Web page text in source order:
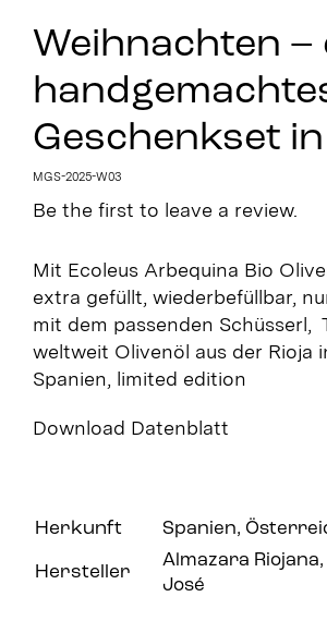
Weihnachten –
Geschenkset
MGS-2025-W03
Be the first to leave a review.
Mit Ecoleus Arbequina Bio
extra gefüllt, wiederbefüllbar,
mit dem passenden Schüsserl,
weltweit Olivenöl aus der Rioja
Spanien, limited edition
Download Datenblatt
Herkunft Spanien,
Hersteller
Almazara Riojana,
José